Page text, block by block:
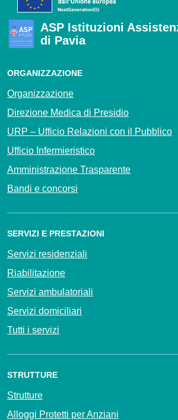
ASP Istituzioni
di Pavia
ORGANIZZAZIONE
Organizzazione
Direzione Medica di Presidio
URP – Ufficio Relazioni con il Pubblico
Ufficio Infermieristico
Amministrazione Trasparente
Bandi e concorsi
SERVIZI E PRESTAZIONI
Servizi residenziali
Riabilitazione
Servizi ambulatoriali
Servizi domiciliari
Tutti i servizi
STRUTTURE
Strutture
Alloggi Protetti per Anziani